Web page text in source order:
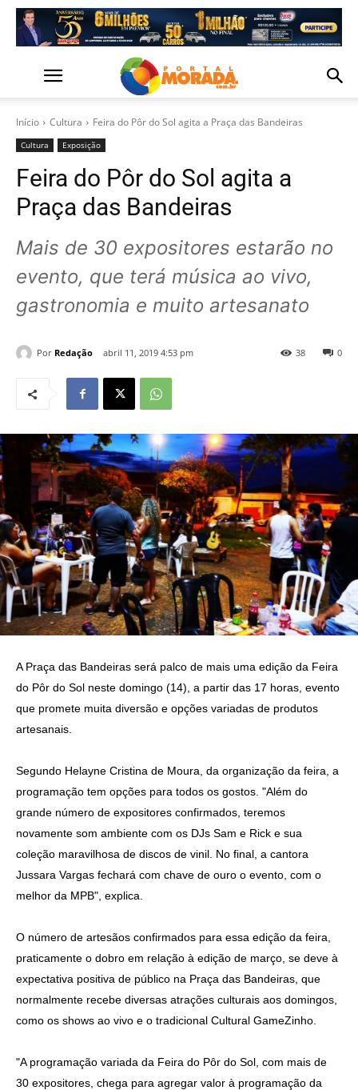
Início Cultura Feira do Pôr do Sol agita a Praça das Bandeiras
Cultura Exposição
Feira do Pôr do Sol agita a
Praça das Bandeiras
Mais de 30 expositores estarão no
evento, que terá música ao vivo,
gastronomia e muito artesanato
Por Redação abril 11, 2019 4:53 pm 0
38
A Praça das Bandeiras será palco de mais uma edição da Feira
do Pôr do Sol neste domingo (14), a partir das 17 horas, evento
que promete muita diversão e opções variadas de produtos
artesanais.
Segundo Helayne Cristina de Moura, da organização da feira, a
programação tem opções para todos os gostos. "Além do
grande número de expositores confirmados, teremos
novamente som ambiente com os DJs Sam e Rick e sua
coleção maravilhosa de discos de vinil. No final, a cantora
Jussara Vargas fechará com chave de ouro o evento, com o
melhor da MPB", explica.
O número de artesãos confirmados para essa edição da feira,
praticamente o dobro em relação à edição de março, se deve à
expectativa positiva de público na Praça das Bandeiras, que
normalmente recebe diversas atrações culturais aos domingos,
como os shows ao vivo e o tradicional Cultural GameZinho.
"A programação variada da Feira do Pôr do Sol, com mais de
30 expositores, chega para agregar valor à programação da